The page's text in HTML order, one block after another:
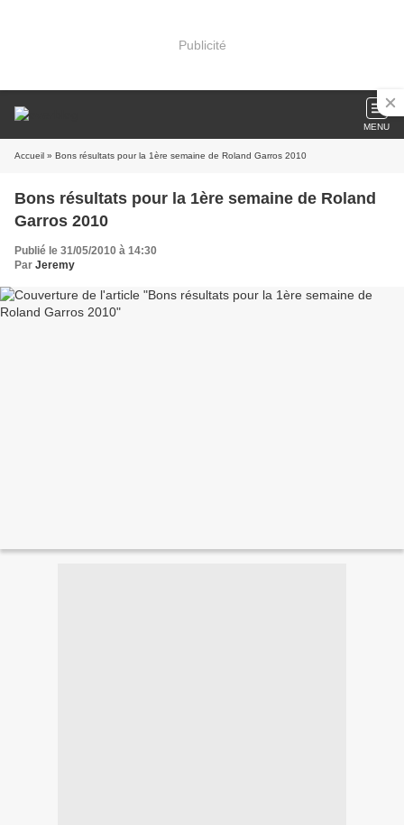
Publicité
MENU
Accueil » Bons résultats pour la 1ère semaine de Roland Garros 2010
Bons résultats pour la 1ère semaine de Roland
Garros 2010
Publié le 31/05/2010 à 14:30
Par Jeremy